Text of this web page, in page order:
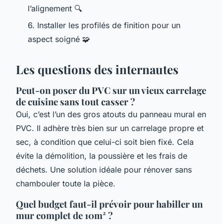
l’alignement 🔍
6. Installer les profilés de finition pour un
aspect soigné 🧩
Les questions des internautes
Peut-on poser du PVC sur un vieux carrelage
de cuisine sans tout casser ?
Oui, c’est l’un des gros atouts du panneau mural en
PVC. Il adhère très bien sur un carrelage propre et
sec, à condition que celui-ci soit bien fixé. Cela
évite la démolition, la poussière et les frais de
déchets. Une solution idéale pour rénover sans
chambouler toute la pièce.
Quel budget faut-il prévoir pour habiller un
mur complet de 10m² ?